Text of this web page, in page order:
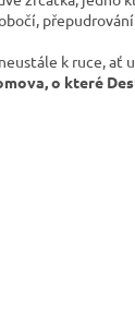
k ruce, ať
o které